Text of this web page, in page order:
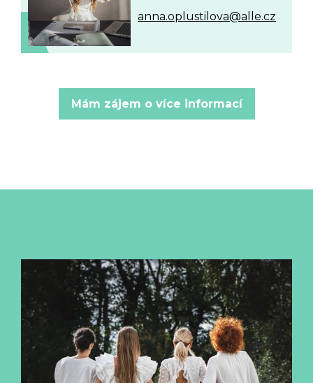
anna.oplustilova@alle.cz
Mám zájem o více informací